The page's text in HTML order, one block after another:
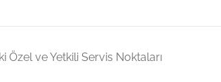
Özel ve Yetkili Servis Noktaları